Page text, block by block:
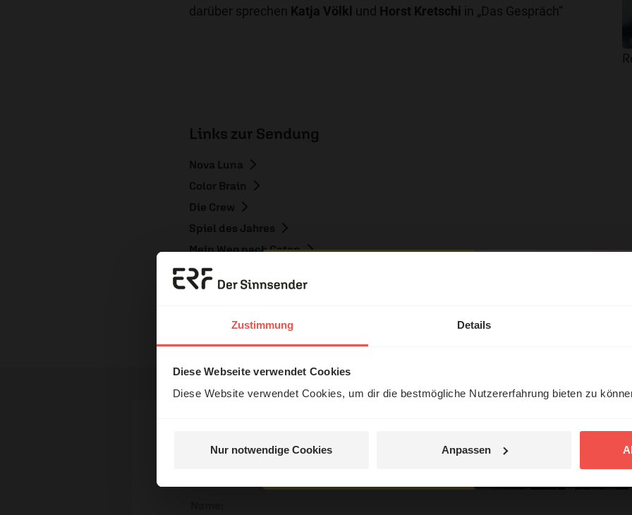
Zustimmung Details
Diese Webseite verwendet Cookies
Diese Website verwendet Cookies, um dir die bestmögliche Nutzererfahrung bieten zu
Nur notwendige Cookies Anpassen
darüber sprechen Katja Völkl und Horst Kretschi in „Das Gespräch“
Links zur Sendung
Nova Luna
Color Brain
Die Crew
Spiel des Jahres
Mein Weg nach Catan
Zeit für Brettspiele
Weltspieltag
Nutzungsrechte
Ihr Kommentar
Erzähl mal!
Das erleben unsere Hörerinnen
und Hörer mit Gott ...
Jetzt Geschichten